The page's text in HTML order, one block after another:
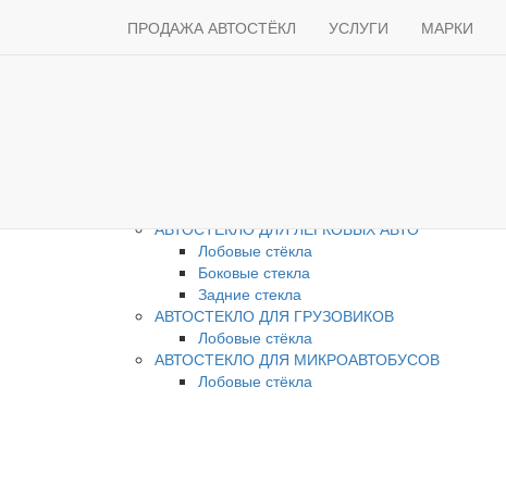
+7 (495) 231-84-98 О нас
ПРОДАЖА АВТОСТЁКЛ УСЛУГИ МАРКИ
АВТОСТЕКЛО ДЛЯ ЛЕГКОВЫХ АВТО
Лобовые стёкла
Боковые стекла
Задние стекла
АВТОСТЕКЛО ДЛЯ ГРУЗОВИКОВ
Лобовые стёкла
АВТОСТЕКЛО ДЛЯ МИКРОАВТОБУСОВ
Лобовые стёкла